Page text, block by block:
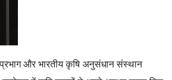
और भारतीय कृषि अनुसंधान संस्थान